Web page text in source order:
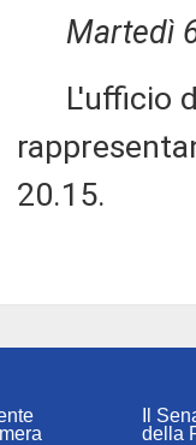
Martedì
L'ufficio di
20.15.
Il
della